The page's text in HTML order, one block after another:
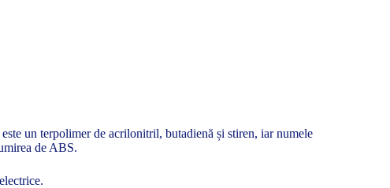
un terpolimer de acrilonitril, butadienă și stiren, iar numele
de ABS.